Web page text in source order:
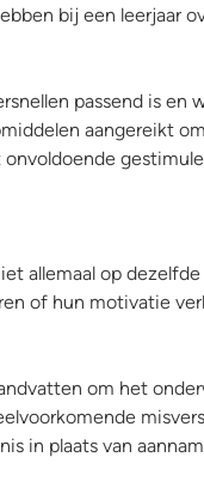
bij een leerjaar
passend is
aangereikt
allemaal op
of hun motivatie
om het
in plaats van